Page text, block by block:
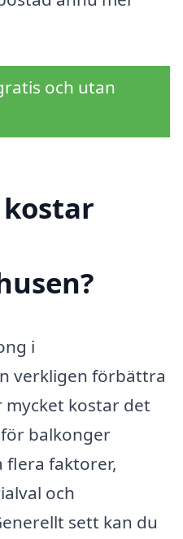
och utan
i
verkligen förbättra
kostar det
balkonger
flera faktorer,
och
sett kan du